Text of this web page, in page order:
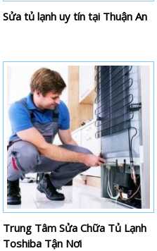
Sửa tủ lạnh uy tín tại Thuận An
Trung Tâm Sửa Chữa Tủ Lạnh
Toshiba Tận Nơi